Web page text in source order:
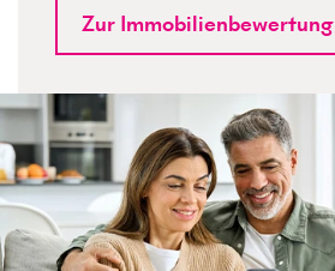
Zur Immobilienbewertung